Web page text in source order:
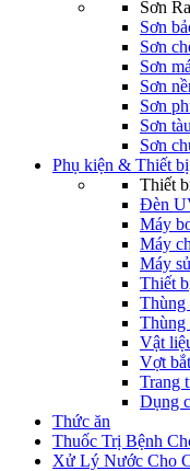
Sơn
Sơn
Sơn
Sơn
Sơn
Sơn
Sơn
Sơn
Phụ kiện & Thiết bị
Thiết
Đèn
Máy
Máy
Máy
Thiết
Thùng
Thùng
Vật
Vợt
Trang
Dụng
Thức ăn
Thuốc Trị Bệnh
Xử Lý Nước Cho